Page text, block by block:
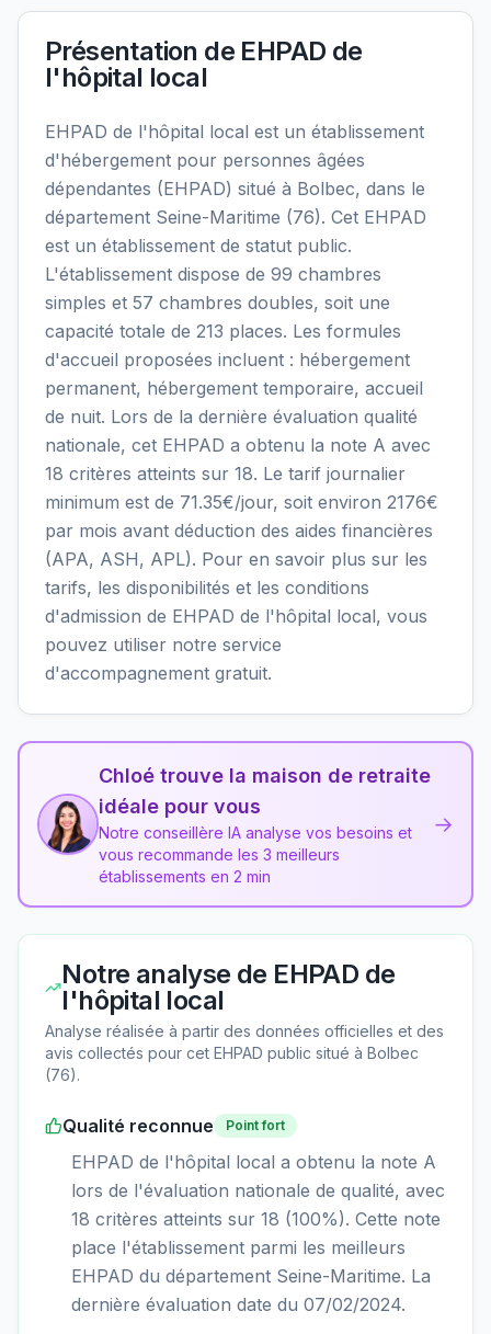
Présentation de EHPAD de
l'hôpital local
EHPAD de l'hôpital local est un établissement
d'hébergement pour personnes âgées
dépendantes (EHPAD) situé à Bolbec, dans le
département Seine-Maritime (76). Cet EHPAD
est un établissement de statut public.
L'établissement dispose de 99 chambres
simples et 57 chambres doubles, soit une
capacité totale de 213 places. Les formules
d'accueil proposées incluent : hébergement
permanent, hébergement temporaire, accueil
de nuit. Lors de la dernière évaluation qualité
nationale, cet EHPAD a obtenu la note A avec
18 critères atteints sur 18. Le tarif journalier
minimum est de 71.35€/jour, soit environ 2176€
par mois avant déduction des aides financières
(APA, ASH, APL). Pour en savoir plus sur les
tarifs, les disponibilités et les conditions
d'admission de EHPAD de l'hôpital local, vous
pouvez utiliser notre service
d'accompagnement gratuit.
Chloé trouve la maison de retraite
idéale pour vous
Notre conseillère IA analyse vos besoins et
vous recommande les 3 meilleurs
établissements en 2 min
→
Notre analyse de EHPAD de
l'hôpital local
Analyse réalisée à partir des données officielles et des
avis collectés pour cet EHPAD public situé à Bolbec
(76).
Qualité reconnue Point fort
EHPAD de l'hôpital local a obtenu la note A
lors de l'évaluation nationale de qualité, avec
18 critères atteints sur 18 (100%). Cette note
place l'établissement parmi les meilleurs
EHPAD du département Seine-Maritime. La
dernière évaluation date du 07/02/2024.